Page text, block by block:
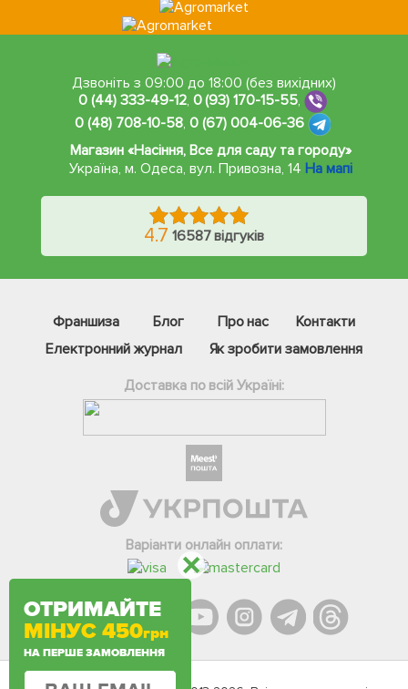
Дзвоніть з 09:00 до 18:00 (без вихідних)
0 (44) 333-49-12, 0 (93) 170-15-55,
0 (48) 708-10-58, 0 (67) 004-06-36
Магазин «Насіння, Все для саду та городу»
Україна, м. Одеса,вул. Привозна, 14 На мапі
4.7 16587 відгуків
Франшиза Блог Про нас
Контакти
Електронний журнал
Як зробити замовлення
Доставка по всій Україні:
Варіанти онлайн оплати:
Фейсбук
Телеграм
ОТРИМАЙТЕ
МІНУС 450грн
НА ПЕРШЕ ЗАМОВЛЕННЯ